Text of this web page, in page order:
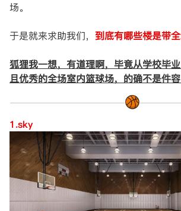
场。
于是就来求助我们， 到底有哪些楼是带
狐狸我一想，有道理啊，毕竟从学校毕
且优秀的全场室内篮球场，的确不是件
1.sky